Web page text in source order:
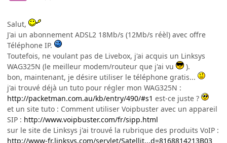
Salut,
J'ai un abonnement ADSL2 18Mb/s (12Mb/s réèl) avec offre
Téléphone IP.
Toutefois, ne voulant pas de Livebox, j'ai acquis un Linksys
WAG325N (le meilleur modem/routeur que j'ai vu
).
bon, maintenant, je désire utiliser le téléphone gratis...
j'ai trouvé déjà un tuto pour régler mon WAG325N :
http://packetman.com.au/kb/entry/490/#s1 est-ce juste ?
et un site tuto : Comment utiliser Voipbuster avec un appareil
SIP : http://www.voipbuster.com/fr/sipp.html
sur le site de Linksys j'ai trouvé la rubrique des produits VoIP :
http://www-fr.linksys.com/servlet/Satellit...d=8168814213B03